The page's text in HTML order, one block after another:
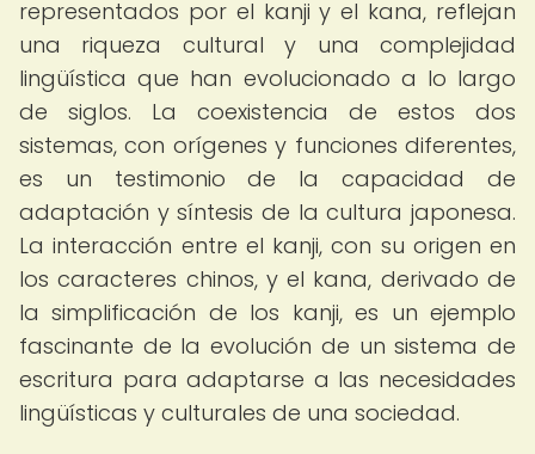
representados por el kanji y el kana, reflejan
una riqueza cultural y una complejidad
lingüística que han evolucionado a lo largo
de siglos. La coexistencia de estos dos
sistemas, con orígenes y funciones diferentes,
es un testimonio de la capacidad de
adaptación y síntesis de la cultura japonesa.
La interacción entre el kanji, con su origen en
los caracteres chinos, y el kana, derivado de
la simplificación de los kanji, es un ejemplo
fascinante de la evolución de un sistema de
escritura para adaptarse a las necesidades
lingüísticas y culturales de una sociedad.